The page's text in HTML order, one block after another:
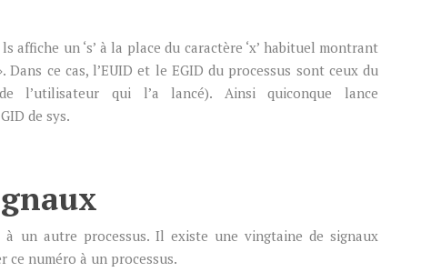
affiche un ‘s’ à la place du caractère ‘x’ habituel montrant
ce cas, l’EUID et le EGID du processus sont ceux du
qui l’a lancé). Ainsi quiconque lance
de sys.
un autre processus. Il existe une vingtaine de signaux
ce numéro à un processus.